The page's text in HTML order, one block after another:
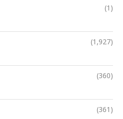
(1)
(1,927)
(360)
(361)